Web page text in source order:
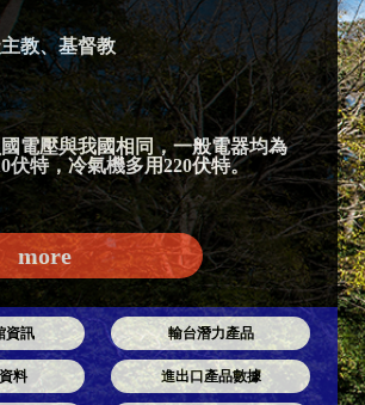
教、基督教
國電壓與我國相同，一般電器均為
伏特，冷氣機多用220伏特。
more
資訊 輸台潛力產品
料 進出口產品數據